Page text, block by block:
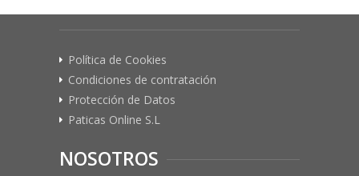
Política de Cookies
Condiciones de contratación
Protección de Datos
Paticas Online S.L
NOSOTROS